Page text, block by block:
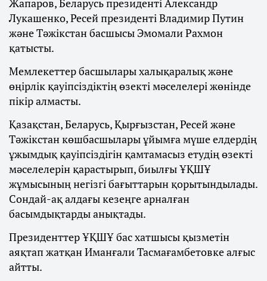
Жапаров, Беларусь президенті Александр
Лукашенко, Ресей президенті Владимир Путин
және Тәжікстан басшысы Эмомали Рахмон
қатысты.
Мемлекеттер басшылары халықаралық және
өңірлік қауіпсіздіктің өзекті мәселелері жөнінде
пікір алмасты.
Қазақстан, Беларусь, Қырғызстан, Ресей және
Тәжікстан көшбасшылары ұйымға мүше елдердің
ұжымдық қауіпсіздігін қамтамасыз етудің өзекті
мәселелерін қарастырып, биылғы ҰҚШҰ
жұмысының негізгі бағыттарын қорытындылады.
Сондай-ақ алдағы кезеңге арналған
басымдықтарды анықтады.
Президенттер ҰҚШҰ бас хатшысы қызметін
аяқтап жатқан Иманғали Тасмағамбетовке алғыс
айтты.